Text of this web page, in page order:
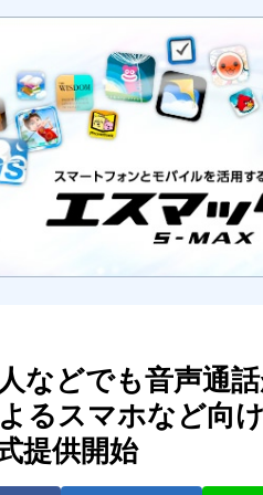
などでも音声通
るスマホなど向
提供開始